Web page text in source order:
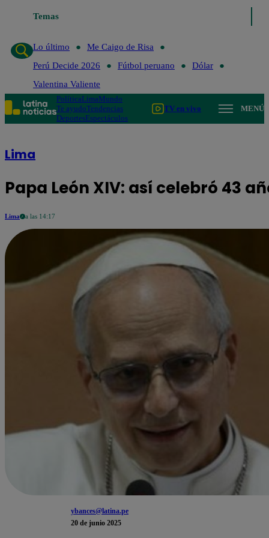
Temas
Lo último
Me Caigo de Risa
Perú Decide 2026
Fútbol peruano
Dólar
Valentina Valiente
PolíticaLimaMundo
Te ayudoTendencias
DeportesEspectáculos
TV en vivo MENÚ
Lima
Papa León XIV: así celebró 43
Lima a las 14:17
ybances@latina.pe
20 de junio 2025